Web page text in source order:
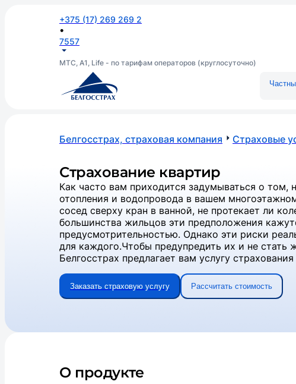
+375 (17) 269 269 2
•
7557
МТС, А1, Life - по тарифам операторов (круглосуточно)
Белгосстрах, страховая компания Страховые
Страхование квартир
Как часто вам приходится задумываться о том,
отопления и водопровода в вашем
сосед сверху кран в ванной, не протекает ли
большинства жильцов эти предположения
предусмотрительностью. Однако эти риски
для каждого.Чтобы предупредить их и не стать
Белгосстрах предлагает вам услугу
Заказать страховую услугу Рассчитать стоимость
О продукте